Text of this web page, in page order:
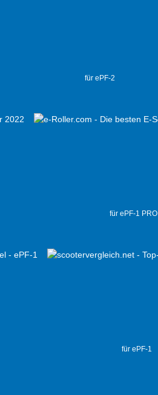
für ePF-2
für ePF-1 PRO
für ePF-1